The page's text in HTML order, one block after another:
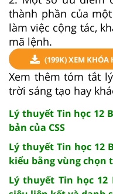
thành phần của
làm việc cộng tác,
mã lệnh.
(199K) XEM KHÓA
Xem thêm tóm tắt
trời sáng tạo hay
Lý thuyết Tin học 12
bản của CSS
Lý thuyết Tin học 12
kiểu bằng vùng chọn
Lý thuyết Tin học 12